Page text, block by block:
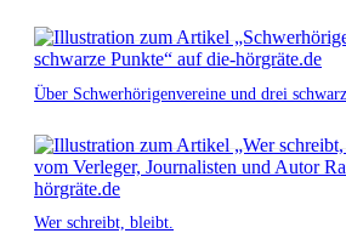
Über Schwerhörigenvereine und drei
Wer schreibt, bleibt.